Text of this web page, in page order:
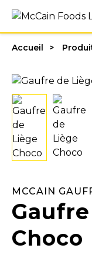
Accueil
MCCAIN
Choco